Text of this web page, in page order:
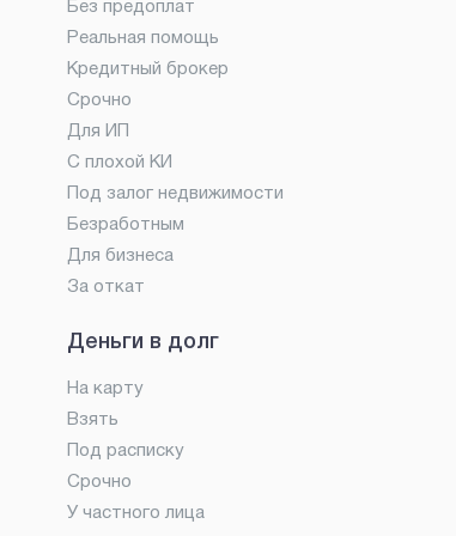
Без предоплат
Реальная помощь
Кредитный брокер
Срочно
Для ИП
С плохой КИ
Под залог недвижимости
Безработным
Для бизнеса
За откат
Деньги в долг
На карту
Взять
Под расписку
Срочно
У частного лица